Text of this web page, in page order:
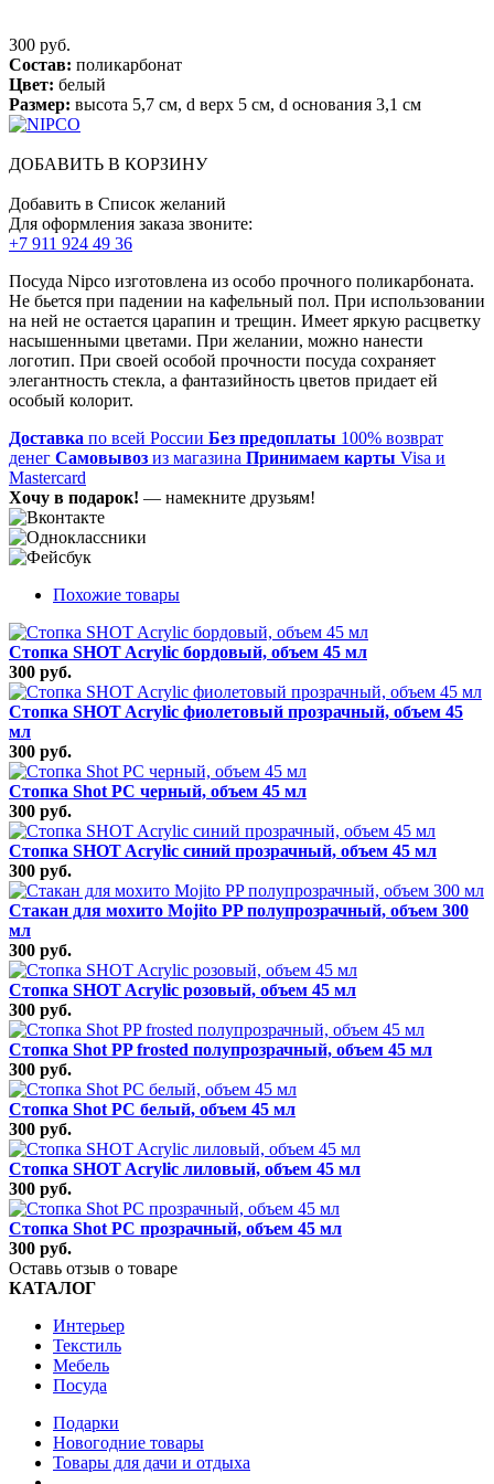
300 руб.
Состав: поликарбонат
Цвет: белый
Размер: высота 5,7 см, d верх 5 см, d основания 3,1 см
ДОБАВИТЬ В КОРЗИНУ
Добавить в Список желаний
Для оформления заказа звоните:
+7 911 924 49 36
Посуда Nipco изготовлена из особо прочного поликарбоната.
Не бьется при падении на кафельный пол. При использовании
на ней не остается царапин и трещин. Имеет яркую расцветку
насышенными цветами. При желании, можно нанести
логотип. При своей особой прочности посуда сохраняет
элегантность стекла, а фантазийность цветов придает ей
особый колорит.
Доставка по всей России Без предоплаты 100% возврат
денег Самовывоз из магазина Принимаем карты Visa и
Mastercard
Хочу в подарок! — намекните друзьям!
Похожие товары
Стопка SHOT Acrylic бордовый, объем 45 мл
300 руб.
Стопка SHOT Acrylic фиолетовый прозрачный, объем 45
мл
300 руб.
Стопка Shot РС черный, объем 45 мл
300 руб.
Стопка SHOT Acrylic синий прозрачный, объем 45 мл
300 руб.
Стакан для мохито Mojito PP полупрозрачный, объем 300
мл
300 руб.
Стопка SHOT Acrylic розовый, объем 45 мл
300 руб.
Стопка Shot PP frosted полупрозрачный, объем 45 мл
300 руб.
Стопка Shot РС белый, объем 45 мл
300 руб.
Стопка SHOT Acrylic лиловый, объем 45 мл
300 руб.
Стопка Shot РС прозрачный, объем 45 мл
300 руб.
Оставь отзыв о товаре
КАТАЛОГ
Интерьер
Текстиль
Мебель
Посуда
Подарки
Новогодние товары
Товары для дачи и отдыха